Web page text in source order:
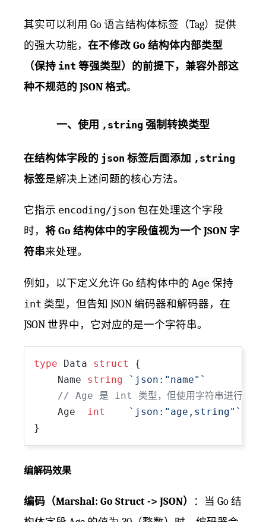
其实可以利用 Go 语言结构体标签（Tag）提供
的强大功能， 在不修改 Go 结构体内部类型
（保持 int 等强类型）的前提下，兼容外部这
种不规范的 JSON 格式。
一、使用 ,string 强制转换类型
在结构体字段的 json 标签后面添加 ,string
标签是解决上述问题的核心方法。
它指示 encoding/json 包在处理这个字段
时， 将 Go 结构体中的字段值视为一个 JSON 字
符串来处理。
例如，以下定义允许 Go 结构体中的 Age 保持
int 类型，但告知 JSON 编码器和解码器，在
JSON 世界中，它对应的是一个字符串。
type Data struct {
    Name
string
`json:"name"`
// Age 是 int 类型，但使用字符串进行编解
    Age
int
`json:"age,string"`
编解码效果
编码（Marshal: Go Struct -> JSON）
：当 Go 结